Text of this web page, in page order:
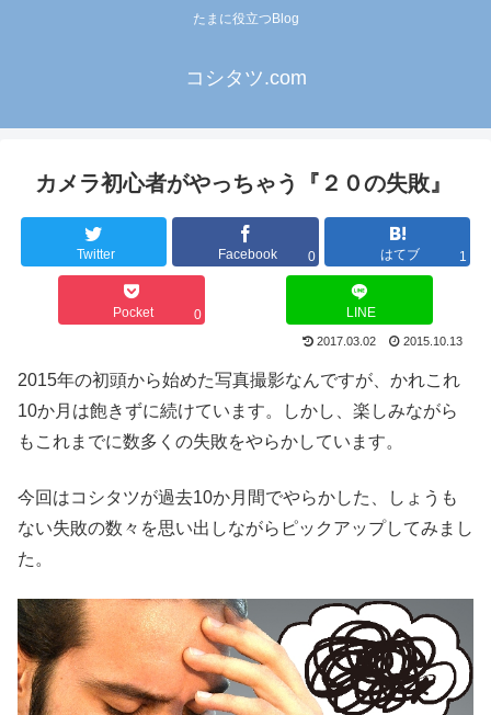
たまに役立つBlog
コシタツ.com
カメラ初心者がやっちゃう『２０の失敗』
Twitter Facebook 0 はてブ 1
Pocket 0 LINE
2017.03.02 2015.10.13
2015年の初頭から始めた写真撮影なんですが、かれこれ
10か月は飽きずに続けています。しかし、楽しみながら
もこれまでに数多くの失敗をやらかしています。
今回はコシタツが過去10か月間でやらかした、しょうも
ない失敗の数々を思い出しながらピックアップしてみまし
た。